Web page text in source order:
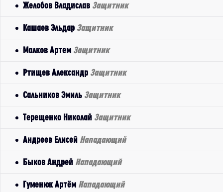
Желобов Владислав Защитник
Кашаев Эльдар Защитник
Малков Артем Защитник
Ртищев Александр Защитник
Сальников Эмиль Защитник
Терещенко Николай Защитник
Андреев Елисей Нападающий
Быков Андрей Нападающий
Гуменюк Артём Нападающий